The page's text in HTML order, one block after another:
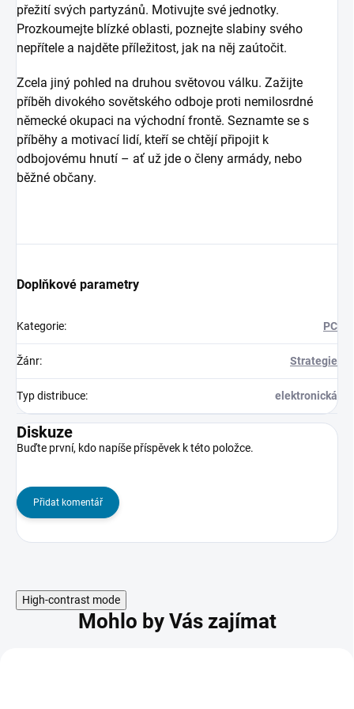
přežití svých partyzánů. Motivujte své jednotky.
Prozkoumejte blízké oblasti, poznejte slabiny svého
nepřítele a najděte příležitost, jak na něj zaútočit.
Zcela jiný pohled na druhou světovou válku. Zažijte
příběh divokého sovětského odboje proti nemilosrdné
německé okupaci na východní frontě. Seznamte se s
příběhy a motivací lidí, kteří se chtějí připojit k
odbojovému hnutí – ať už jde o členy armády, nebo
běžné občany.
Doplňkové parametry
Kategorie: PC
Žánr: Strategie
Typ distribuce: elektronická
Diskuze
Buďte první, kdo napíše příspěvek k této položce.
Přidat komentář
High-contrast mode
Mohlo by Vás zajímat